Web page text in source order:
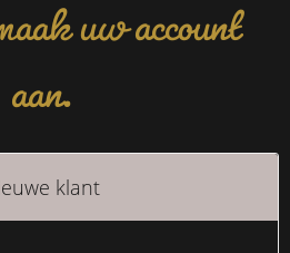
aan.
klant